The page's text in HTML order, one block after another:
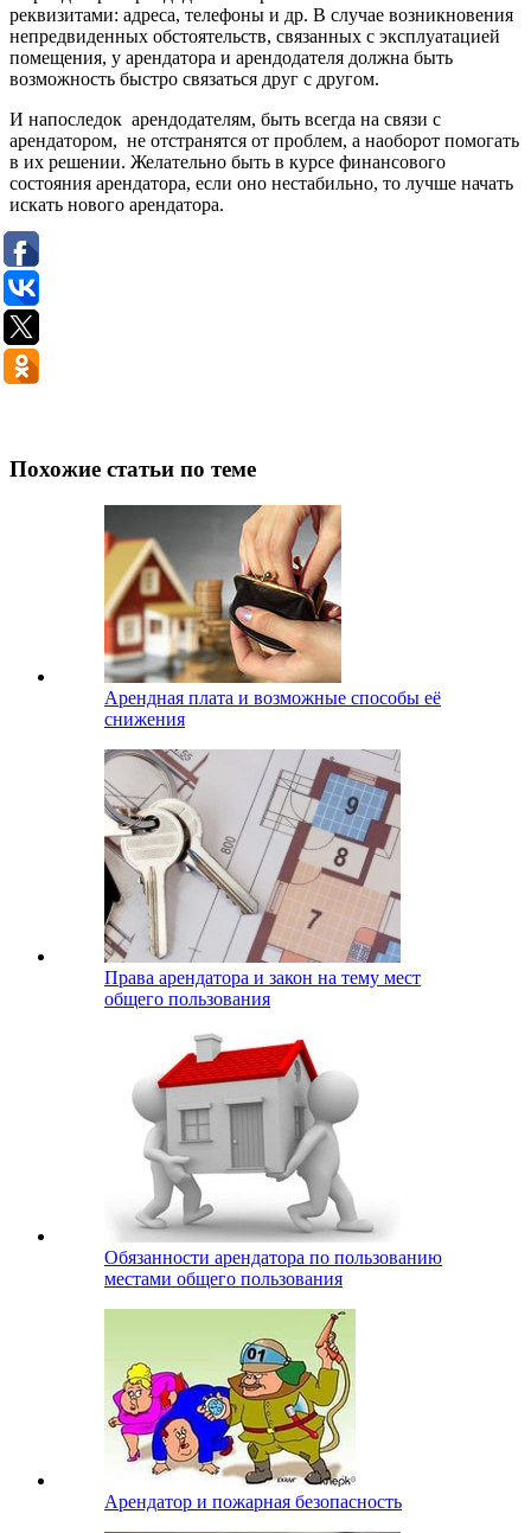
реквизитами: адреса, телефоны и др. В случае возникновения
непредвиденных обстоятельств, связанных с эксплуатацией
помещения, у арендатора и арендодателя должна быть
возможность быстро связаться друг с другом.
И напоследок арендодателям, быть всегда на связи с
арендатором, не отстранятся от проблем, а наоборот помогать
в их решении. Желательно быть в курсе финансового
состояния арендатора, если оно нестабильно, то лучше начать
искать нового арендатора.
Похожие статьи по теме
Арендная плата и возможные способы её
снижения
Права арендатора и закон на тему мест
общего пользования
Обязанности арендатора по пользованию
местами общего пользования
Арендатор и пожарная безопасность